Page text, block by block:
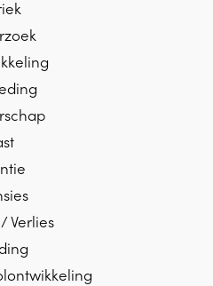
Verlies